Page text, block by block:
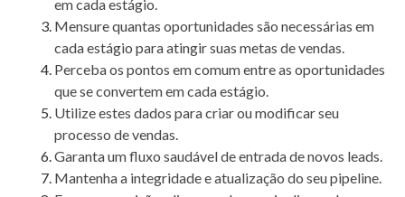
em cada estágio.
Mensure quantas oportunidades são necessárias em
cada estágio para atingir suas metas de vendas.
Perceba os pontos em comum entre as oportunidades
que se convertem em cada estágio.
Utilize estes dados para criar ou modificar seu
processo de vendas.
Garanta um fluxo saudável de entrada de novos leads.
Mantenha a integridade e atualização do seu pipeline.